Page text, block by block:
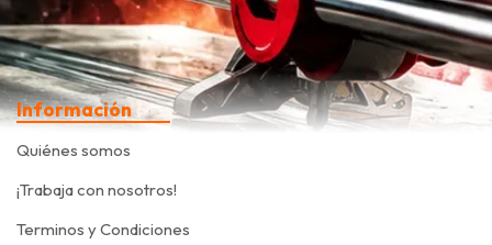
Información
Quiénes somos
¡Trabaja con nosotros!
Terminos y Condiciones